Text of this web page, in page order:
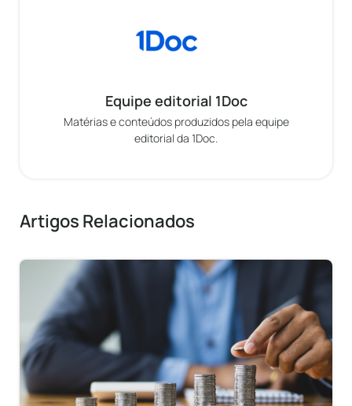
Equipe editorial 1Doc
Matérias e conteúdos produzidos pela equipe
editorial da 1Doc.
Artigos Relacionados